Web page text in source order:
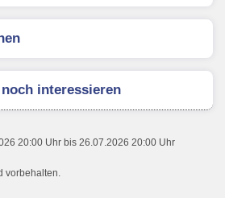
interessieren
20:00 Uhr bis 26.07.2026 20:00 Uhr
vorbehalten.